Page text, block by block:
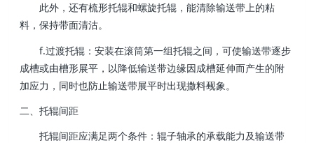
此外，还有梳形托辊和螺旋托辊，能清除输送带上的粘
料，保持带面清沽。
f.过渡托辊：安装在滚筒第一组托辊之间，可使输送带逐步
成槽或由槽形展平，以降低输送带边缘因成槽延伸而产生的附
加应力，同时也防止输送带展平时出现撒料觋象。
二、托辊间距
托辊间距应满足两个条件：辊子轴承的承载能力及输送带